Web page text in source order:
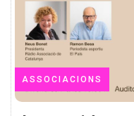
ASSOCIACIONS